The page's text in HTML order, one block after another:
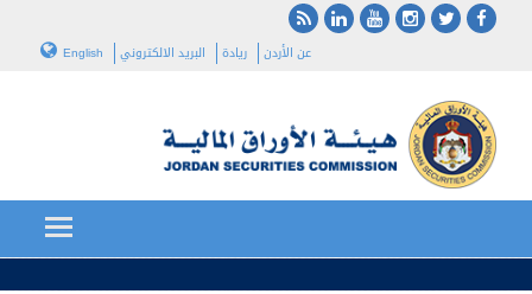
عن الأردن ريادة البريد الالكتروني English